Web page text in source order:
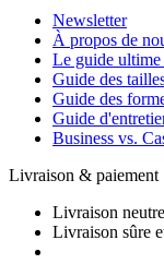
Newsletter
À propos de
Le guide ultime
Guide des
Guide des
Guide
Business vs.
Livraison & paiement
Livraison
Livraison sûre